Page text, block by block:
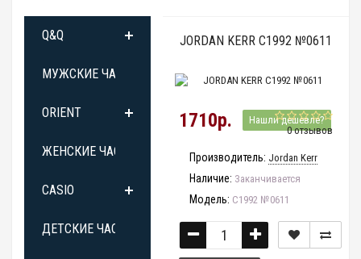
Q&Q
МУЖСКИЕ ЧАСЫ
ORIENT
ЖЕНСКИЕ ЧАСЫ
CASIO
ДЕТСКИЕ ЧАСЫ
JORDAN KERR C1992 №0611
0 отзывов
1710р. Нашли дешевле?
Производитель: Jordan Kerr
Наличие: Заканчивается
Модель: C1992 №0611